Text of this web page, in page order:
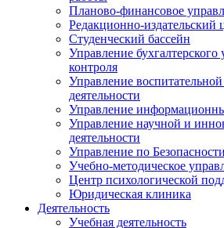
Планово-финансовое
Редакционно-издательский
Студенческий бассейн
Управление
контроля
Управление
деятельности
Управление
Управление научной и
деятельности
Управление по Безопасности
Учебно-методическое
Центр психологической
Юридическая клиника
Деятельность
Учебная деятельность